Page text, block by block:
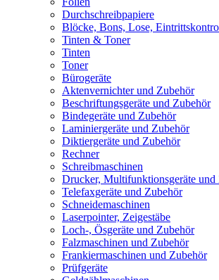
Durchschreibpapiere
Blöcke, Bons, Lose,
Tinten & Toner
Tinten
Toner
Bürogeräte
Aktenvernichter und Zubehör
Beschriftungsgeräte und Zubehör
Bindegeräte und Zubehör
Laminiergeräte und Zubehör
Diktiergeräte und Zubehör
Rechner
Schreibmaschinen
Drucker, Multifunktionsgeräte und
Telefaxgeräte und Zubehör
Schneidemaschinen
Laserpointer, Zeigestäbe
Loch-, Ösgeräte und Zubehör
Falzmaschinen und Zubehör
Frankiermaschinen und Zubehör
Prüfgeräte